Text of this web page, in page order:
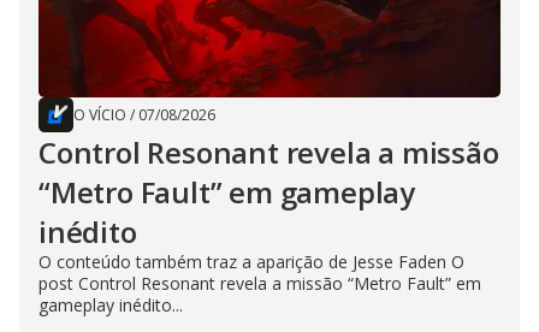
O VÍCIO / 07/08/2026
Control Resonant revela a missão
“Metro Fault” em gameplay
inédito
O conteúdo também traz a aparição de Jesse Faden O
post Control Resonant revela a missão “Metro Fault” em
gameplay inédito...